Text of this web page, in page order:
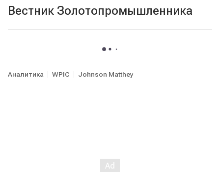
Вестник Золотопромышленника
Аналитика WPIC Johnson Matthey